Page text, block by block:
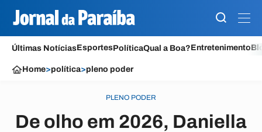
Últimas NotíciasEsportesPolíticaQual a Boa?Entretenimento
Home>política>pleno poder
PLENO PODER
De olho em 2026, Daniella